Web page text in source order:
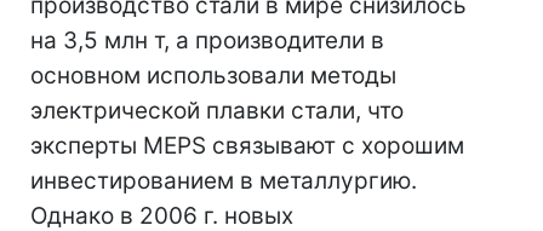
на 3,5 млн т, а производители в
основном использовали методы
электрической плавки стали, что
эксперты MEPS связывают с хорошим
инвестированием в металлургию.
Однако в 2006 г. новых